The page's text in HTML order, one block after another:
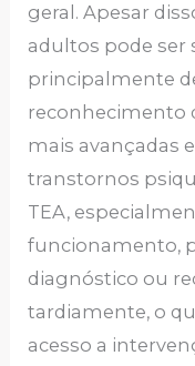
geral. Apesar
adultos pode ser
principalmente
reconhecimento
mais avançadas
transtornos
TEA,
funcionamento,
diagnóstico ou
tardiamente, o
acesso a